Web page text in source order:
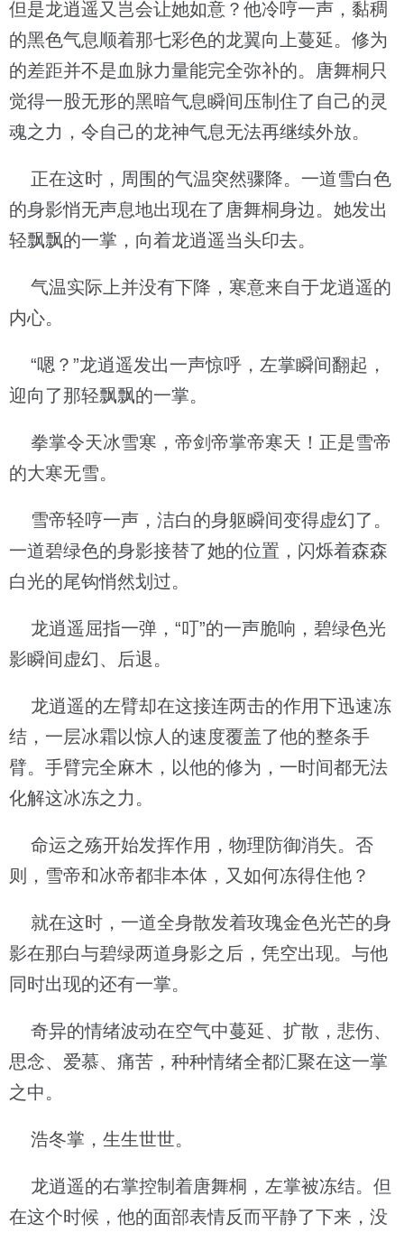
但是龙逍遥又岂会让她如意？他冷哼一声，黏稠
的黑色气息顺着那七彩色的龙翼向上蔓延。修为
的差距并不是血脉力量能完全弥补的。唐舞桐只
觉得一股无形的黑暗气息瞬间压制住了自己的灵
魂之力，令自己的龙神气息无法再继续外放。
正在这时，周围的气温突然骤降。一道雪白色
的身影悄无声息地出现在了唐舞桐身边。她发出
轻飘飘的一掌，向着龙逍遥当头印去。
气温实际上并没有下降，寒意来自于龙逍遥的
内心。
“嗯？”龙逍遥发出一声惊呼，左掌瞬间翻起，
迎向了那轻飘飘的一掌。
拳掌令天冰雪寒，帝剑帝掌帝寒天！正是雪帝
的大寒无雪。
雪帝轻哼一声，洁白的身躯瞬间变得虚幻了。
一道碧绿色的身影接替了她的位置，闪烁着森森
白光的尾钩悄然划过。
龙逍遥屈指一弹，“叮”的一声脆响，碧绿色光
影瞬间虚幻、后退。
龙逍遥的左臂却在这接连两击的作用下迅速冻
结，一层冰霜以惊人的速度覆盖了他的整条手
臂。手臂完全麻木，以他的修为，一时间都无法
化解这冰冻之力。
命运之殇开始发挥作用，物理防御消失。否
则，雪帝和冰帝都非本体，又如何冻得住他？
就在这时，一道全身散发着玫瑰金色光芒的身
影在那白与碧绿两道身影之后，凭空出现。与他
同时出现的还有一掌。
奇异的情绪波动在空气中蔓延、扩散，悲伤、
思念、爱慕、痛苦，种种情绪全都汇聚在这一掌
之中。
浩冬掌，生生世世。
龙逍遥的右掌控制着唐舞桐，左掌被冻结。但
在这个时候，他的面部表情反而平静了下来，没